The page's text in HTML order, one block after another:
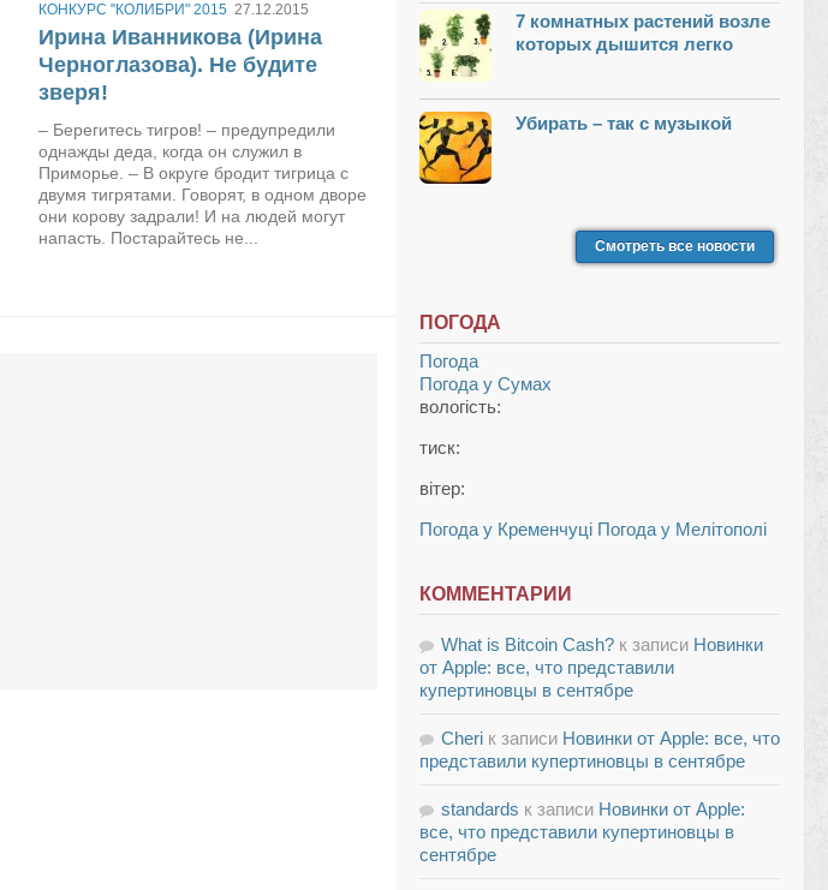
КОНКУРС "КОЛИБРИ" 2015 27.12.2015
Ирина Иванникова (Ирина
Черноглазова). Не будите
зверя!
– Берегитесь тигров! – предупредили
однажды деда, когда он служил в
Приморье. – В округе бродит тигрица с
двумя тигрятами. Говорят, в одном дворе
они корову задрали! И на людей могут
напасть. Постарайтесь не...
7 комнатных растений возле
которых дышится легко
Убирать – так с музыкой
Смотреть все новости
ПОГОДА
Погода
Погода у Сумах
вологість:
тиск:
вітер:
Погода у Кременчуці Погода у Мелітополі
КОММЕНТАРИИ
What is Bitcoin Cash? к записи Новинки
от Apple: все, что представили
купертиновцы в сентябре
Cheri к записи Новинки от Apple: все, что
представили купертиновцы в сентябре
standards к записи Новинки от Apple:
все, что представили купертиновцы в
сентябре